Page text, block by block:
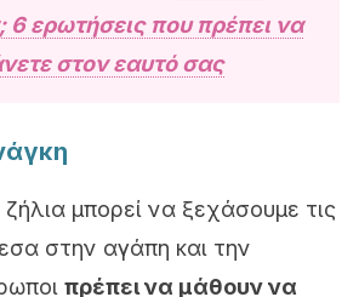
6 ερωτήσεις που πρέπει να
στον εαυτό σας
μπορεί να ξεχάσουμε τις
στην αγάπη και την
πρέπει να μάθουν να